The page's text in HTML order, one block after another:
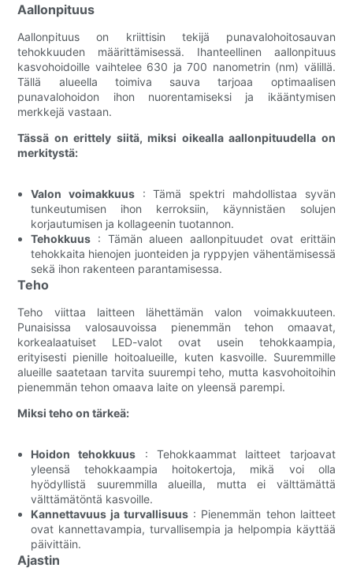
Aallonpituus
Aallonpituus on kriittisin tekijä punavalohoitosauvan
tehokkuuden määrittämisessä. Ihanteellinen aallonpituus
kasvohoidoille vaihtelee 630 ja 700 nanometrin (nm) välillä.
Tällä alueella toimiva sauva tarjoaa optimaalisen
punavalohoidon ihon nuorentamiseksi ja ikääntymisen
merkkejä vastaan.
Tässä on erittely siitä, miksi oikealla aallonpituudella on
merkitystä:
Valon voimakkuus: Tämä spektri mahdollistaa syvän
tunkeutumisen ihon kerroksiin, käynnistäen solujen
korjautumisen ja kollageenin tuotannon.
Tehokkuus : Tämän alueen aallonpituudet ovat erittäin
tehokkaita hienojen juonteiden ja ryppyjen vähentämisessä
sekä ihon rakenteen parantamisessa.
Teho
Teho viittaa laitteen lähettämän valon voimakkuuteen.
Punaisissa valosauvoissa pienemmän tehon omaavat,
korkealaatuiset LED-valot ovat usein tehokkaampia,
erityisesti pienille hoitoalueille, kuten kasvoille. Suuremmille
alueille saatetaan tarvita suurempi teho, mutta kasvohoitoihin
pienemmän tehon omaava laite on yleensä parempi.
Miksi teho on tärkeä:
Hoidon tehokkuus : Tehokkaammat laitteet tarjoavat
yleensä tehokkaampia hoitokertoja, mikä voi olla
hyödyllistä suuremmilla alueilla, mutta ei välttämättä
välttämätöntä kasvoille.
Kannettavuus ja turvallisuus : Pienemmän tehon laitteet
ovat kannettavampia, turvallisempia ja helpompia käyttää
päivittäin.
Ajastin